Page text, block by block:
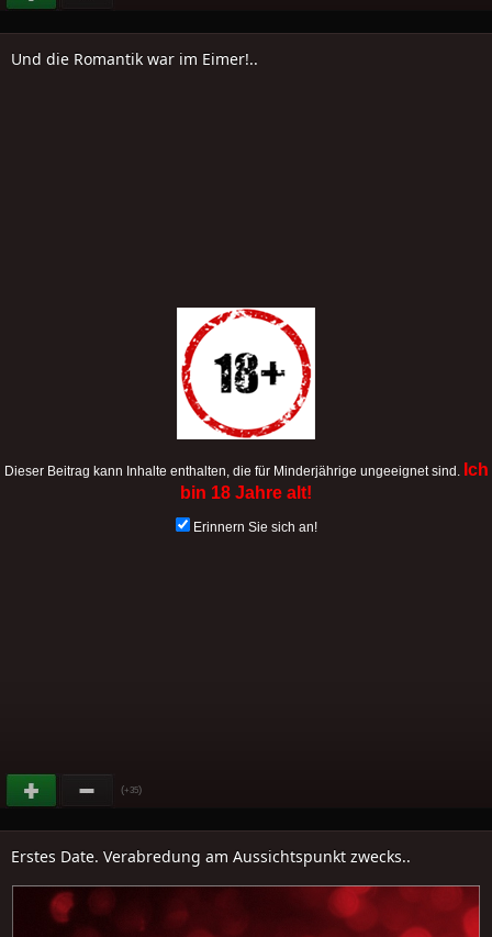
Und die Romantik war im Eimer!..
Dieser Beitrag kann Inhalte enthalten, die für Minderjährige ungeeignet sind. Ich
bin 18 Jahre alt!
Erinnern Sie sich an!
(+35)
Erstes Date. Verabredung am Aussichtspunkt zwecks..